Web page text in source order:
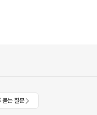
묻는 질문